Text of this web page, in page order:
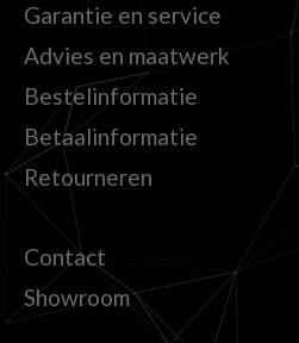
Garantie en service
Advies en maatwerk
Bestelinformatie
Betaalinformatie
Retourneren
Contact
Showroom